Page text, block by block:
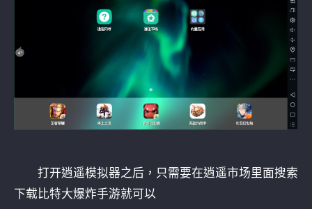
打开逍遥模拟器之后，只需要在逍遥市场里面搜索
下载比特大爆炸手游就可以